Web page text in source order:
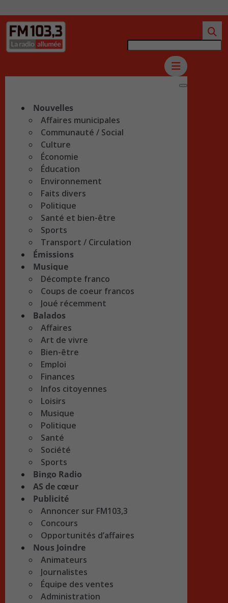
Nouvelles
Affaires municipales
Communauté / Social
Culture
Économie
Éducation
Environnement
Faits divers
Politique
Santé et bien-être
Sports
Transport / Circulation
Émissions
Musique
Décompte franco
Coups de coeur francos
Joué récemment
Balados
Affaires
Art de vivre
Bien-être
Emploi
Finances
Infos citoyennes
Loisirs
Musique
Politique
Santé
Société
Sports
Bingo Radio
AS de cœur
Publicité
Annoncer sur FM103,3
Concours
Opportunités d’affaires
Nous Joindre
Animateurs
Journalistes
Équipe des ventes
Administration